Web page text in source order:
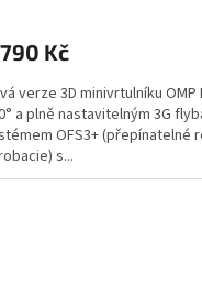
Kč
verze 3D minivrtulníku
a plně nastavitelným 3G
OFS3+ (přepínatelné
s...